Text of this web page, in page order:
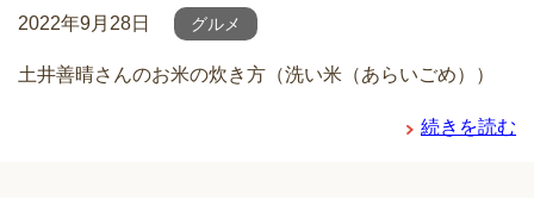
2022年9月28日 グルメ
土井善晴さんのお米の炊き方（洗い米（あらいごめ））
続きを読む